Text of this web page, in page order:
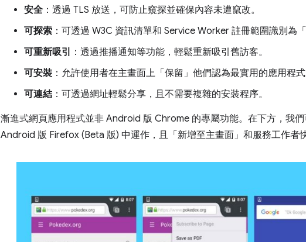
安全 ：透過 TLS 放送，可防止窺探並確保內容未遭竄改。
可探索 ：可透過 W3C 資訊清單和 Service Worker 註冊範圍識別為
可重新吸引
：透過推播通知等功能，輕鬆重新吸引舊訪客。
可安裝 ：允許使用者在主畫面上「保留」他們認為最實用的應用程
可連結 ：可透過網址輕鬆分享，且不需要複雜的安裝程序。
漸進式網頁應用程式並非 Android 版 Chrome 的專屬功能。在下方，我
Android 版 Firefox (Beta 版) 中運作，且「新增至主畫面」和服務工作者